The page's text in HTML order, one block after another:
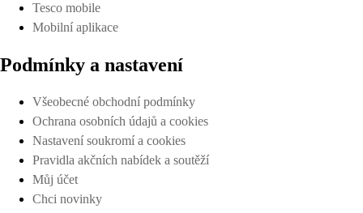
Tesco mobile
Mobilní aplikace
Podmínky a nastavení
Všeobecné obchodní podmínky
Ochrana osobních údajů a cookies
Nastavení soukromí a cookies
Pravidla akčních nabídek a soutěží
Můj účet
Chci novinky